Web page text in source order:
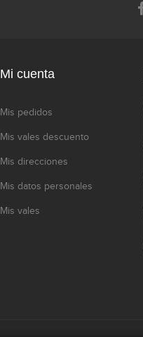
Mi cuenta
Mis pedidos
Mis vales descuento
Mis direcciones
Mis datos personales
Mis vales